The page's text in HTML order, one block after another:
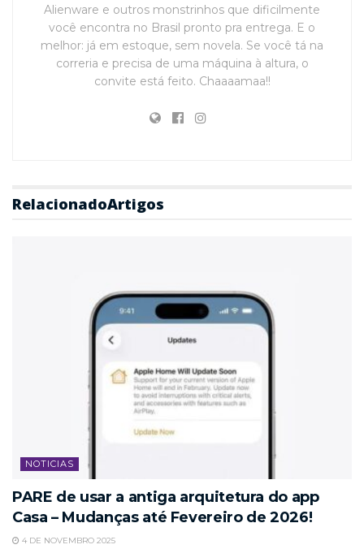
Alienware e outros monstrinhos que dificilmente
você encontra no Brasil pronto pra entrega. E o
melhor: já em estoque, sem novela. Se você tá na
correria e precisa de uma máquina à altura, o
convite está feito. Chaaaamaa!!
RelacionadoArtigos
NOTICIAS
PARE de usar a antiga arquitetura do app
Casa – Mudanças até Fevereiro de 2026!
4 DE NOVEMBRO 2025